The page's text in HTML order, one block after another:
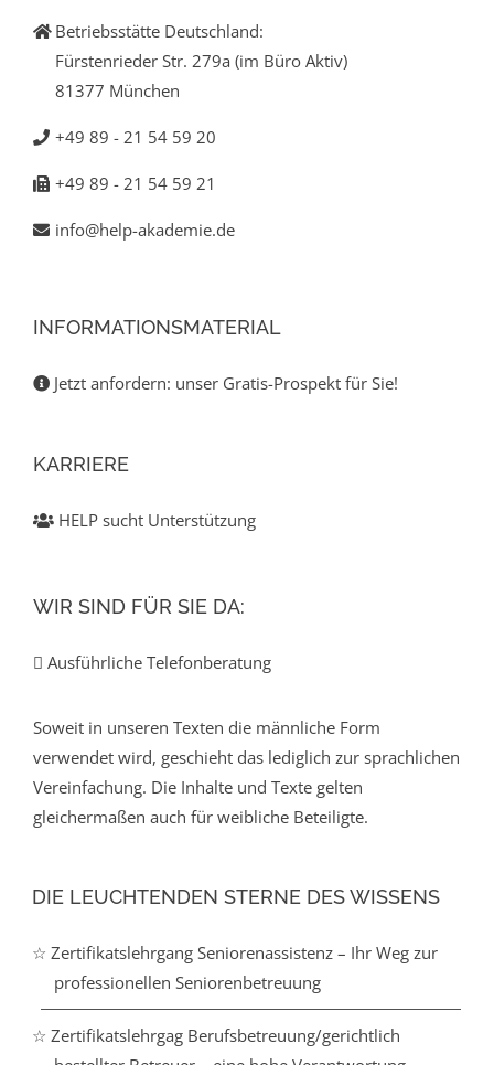
Betriebsstätte Deutschland:
Fürstenrieder Str. 279a (im Büro Aktiv)
81377 München
+49 89 - 21 54 59 20
+49 89 - 21 54 59 21
info@help-akademie.de
INFORMATIONSMATERIAL
Jetzt anfordern: unser Gratis-Prospekt für Sie!
KARRIERE
HELP sucht Unterstützung
WIR SIND FÜR SIE DA:
Ausführliche Telefonberatung
Soweit in unseren Texten die männliche Form
verwendet wird, geschieht das lediglich zur sprachlichen
Vereinfachung. Die Inhalte und Texte gelten
gleichermaßen auch für weibliche Beteiligte.
DIE LEUCHTENDEN STERNE DES WISSENS
☆ Zertifikatslehrgang Seniorenassistenz – Ihr Weg zur
professionellen Seniorenbetreuung
☆ Zertifikatslehrgag Berufsbetreuung/gerichtlich